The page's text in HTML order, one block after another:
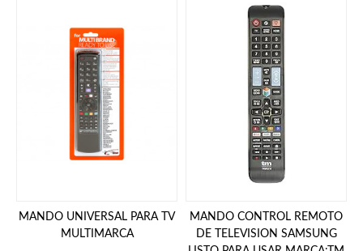
MANDO UNIVERSAL PARA TV
MULTIMARCA
MANDO CONTROL REMOTO
DE TELEVISION SAMSUNG